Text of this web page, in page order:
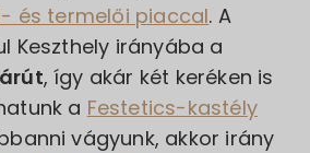
és termelői piaccal. A
Keszthely irányába a
, így akár két keréken is
a Festetics-kastély
vágyunk, akkor irány